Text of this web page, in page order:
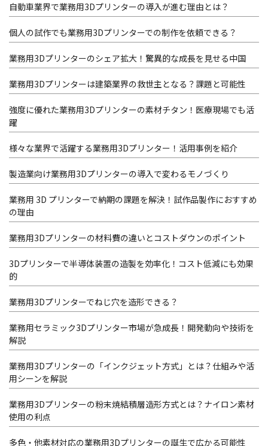
自動車業界で業務用3Dプリンターの導入が進む理由とは？
個人の試作でも業務用3Dプリンターでの制作を依頼できる？
業務用3Dプリンターのシェア拡大！驚異的な成長を見せる中国
業務用3Dプリンターは建築業界の救世主となる？課題と可能性
強度に優れた業務用3Dプリンターの素材チタン！医療現場でも活
躍
様々な業界で活躍する業務用3Dプリンター！活用事例を紹介
製造業向け業務用3Dプリンターの導入で変わるモノづくり
業務用 3D プリンターで納期の課題を解決！試作品製作におすすめ
の理由
業務用3Dプリンターの材料費の違いとコストダウンのポイント
3Dプリンターで半導体装置の造製を効率化！コスト低減にも効果
的
業務用3Dプリンターでねじ穴を造形できる？
業務用セラミック3Dプリンター市場が急成長！開発動向や技術を
解説
業務用3Dプリンターの「インクジェット方式」とは？仕組みや活
用シーンを解説
業務用3Dプリンターの粉末焼結積層造形方式とは？ナイロン素材
使用の利点
多色・他素材対応の業務用3Dプリンターの誕生で広かる可能性